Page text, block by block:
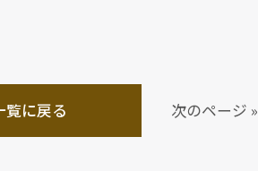
覧に戻る 次のページ »